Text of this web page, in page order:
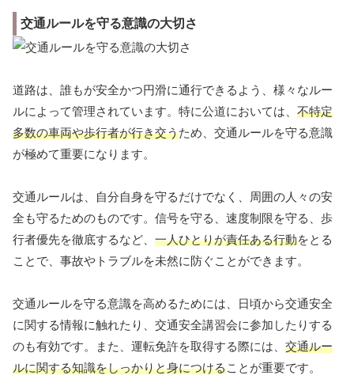
交通ルールを守る意識の大切さ
道路は、誰もが安全かつ円滑に通行できるよう、様々なルー
ルによって管理されています。特に公道においては、 不特定
多数の車両や歩行者が行き交うため、交通ルールを守る意識
が極めて重要になります。
交通ルールは、自分自身を守るだけでなく、周囲の人々の安
全も守るためのものです。信号を守る、速度制限を守る、歩
行者優先を徹底するなど、 一人ひとりが責任ある行動をとる
ことで、事故やトラブルを未然に防ぐことができます。
交通ルールを守る意識を高めるためには、日頃から交通安全
に関する情報に触れたり、交通安全講習会に参加したりする
のも有効です。また、運転免許を取得する際には、 交通ルー
ルに関する知識をしっかりと身につけることが重要です。